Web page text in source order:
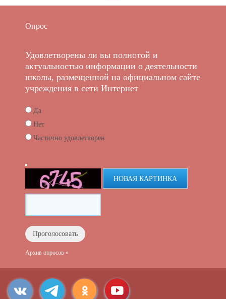
Опрос
Удовлетворены ли вы полнотой и
актуальностью информации о деятельности
школы, размещенной на официальном сайте
учреждения в сети Интернет
Да
Нет
Частично удовлетворен
НОВАЯ КАРТИНКА
Архив опросов »